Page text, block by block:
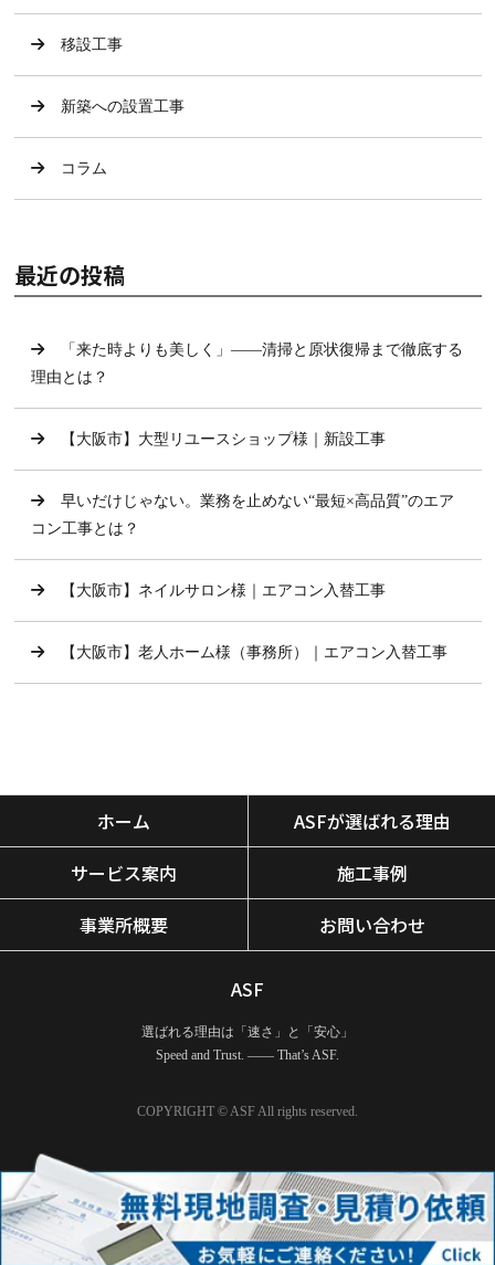
移設工事
新築への設置工事
コラム
最近の投稿
「来た時よりも美しく」——清掃と原状復帰まで徹底する
理由とは？
【大阪市】大型リユースショップ様｜新設工事
早いだけじゃない。業務を止めない“最短×高品質”のエア
コン工事とは？
【大阪市】ネイルサロン様｜エアコン入替工事
【大阪市】老人ホーム様（事務所）｜エアコン入替工事
ホーム
ASFが選ばれる理由
サービス案内
施工事例
事業所概要
お問い合わせ
ASF
選ばれる理由は「速さ」と「安心」
Speed and Trust. —— That’s ASF.
COPYRIGHT © ASF All rights reserved.